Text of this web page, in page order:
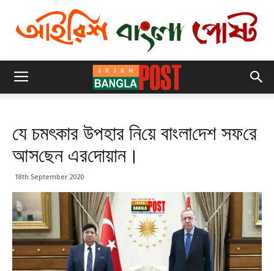
যে চমৎকার উপহার নি‌য়ে বাংলা‌দেশ সফ‌রে
আস‌ছেন এর‌দোয়ান।
18th September 2020